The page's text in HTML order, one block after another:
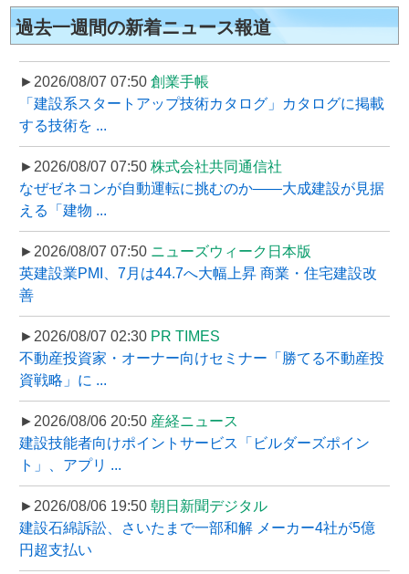
過去一週間の新着ニュース報道
►2026/08/07 07:50 創業手帳
「建設系スタートアップ技術カタログ」カタログに掲載
する技術を ...
►2026/08/07 07:50 株式会社共同通信社
なぜゼネコンが自動運転に挑むのか――大成建設が見据
える「建物 ...
►2026/08/07 07:50 ニューズウィーク日本版
英建設業PMI、7月は44.7へ大幅上昇 商業・住宅建設改
善
►2026/08/07 02:30 PR TIMES
不動産投資家・オーナー向けセミナー「勝てる不動産投
資戦略」に ...
►2026/08/06 20:50 産経ニュース
建設技能者向けポイントサービス「ビルダーズポイン
ト」、アプリ ...
►2026/08/06 19:50 朝日新聞デジタル
建設石綿訴訟、さいたまで一部和解 メーカー4社が5億
円超支払い